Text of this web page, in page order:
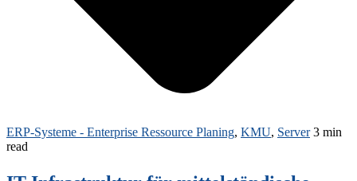
ERP-Systeme - Enterprise Ressource Planing, KMU, Server 3 min
read